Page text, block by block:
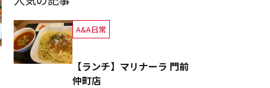
A&A日常
【ランチ】マリナーラ 門前
仲町店